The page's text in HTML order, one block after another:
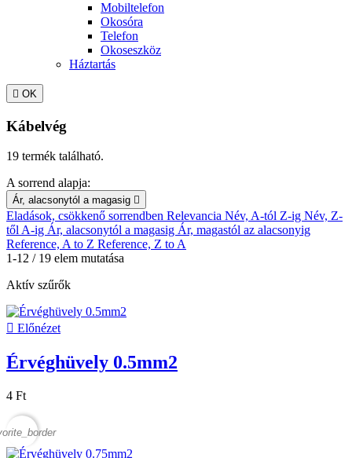
Mobiltelefon
Okosóra
Telefon
Okoseszköz
Háztartás
 OK
Kábelvég
19 termék található.
A sorrend alapja:
Ár, alacsonytól a magasig 
Eladások, csökkenő sorrendben Relevancia Név, A-tól Z-ig Név, Z-
től A-ig Ár, alacsonytól a magasig Ár, magastól az alacsonyig
Reference, A to Z Reference, Z to A
1-12 / 19 elem mutatása
Aktív szűrők
 Előnézet
Érvéghüvely 0.5mm2
4 Ft